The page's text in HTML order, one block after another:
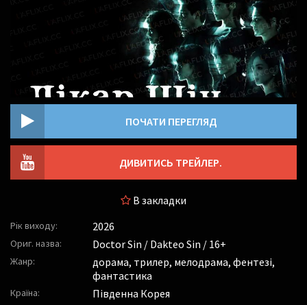
ПОЧАТИ ПЕРЕГЛЯД
ДИВИТИСЬ ТРЕЙЛЕР.
В закладки
Рік виходу: 2026
Ориг. назва: Doctor Sin / Dakteo Sin / 16+
Жанр:
дорама, трилер, мелодрама, фентезі,
фантастика
Країна: Південна Корея